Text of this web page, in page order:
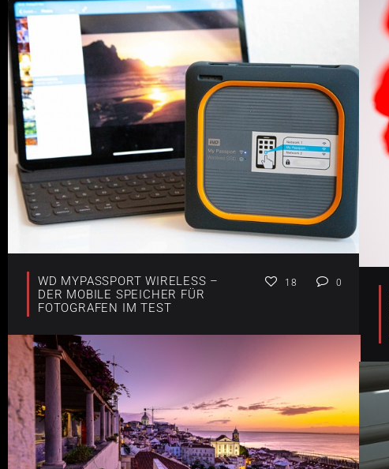
WD MYPASSPORT WIRELESS –
DER MOBILE SPEICHER FÜR
FOTOGRAFEN IM TEST
18 0